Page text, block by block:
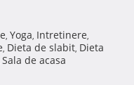
, Yoga, Intretinere,
, Dieta de slabit, Dieta
Sala de acasa